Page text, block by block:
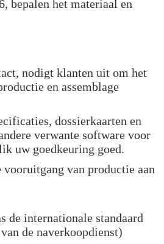
bepalen het materiaal en
nodigt klanten uit om het
en assemblage
dossierkaarten en
verwante software voor
uw goedkeuring goed.
van productie aan
de internationale standaard
de naverkoopdienst)